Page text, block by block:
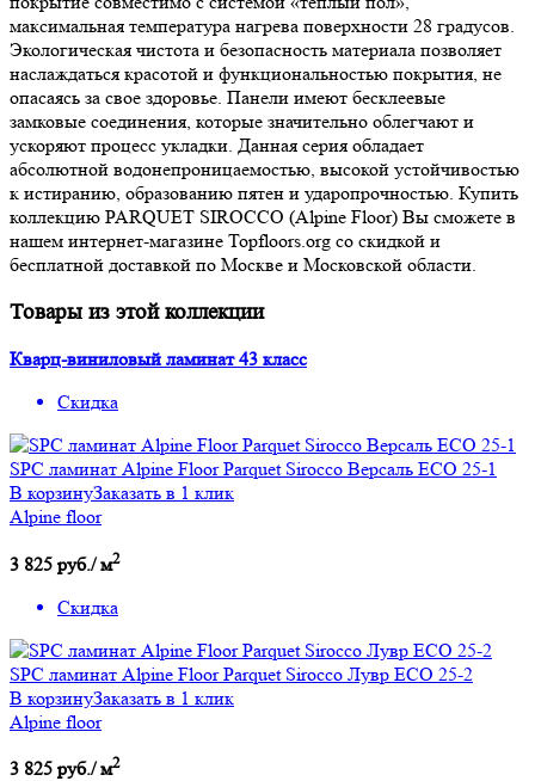
максимальная температура нагрева поверхности 28 градусов.
Экологическая чистота и безопасность материала позволяет
наслаждаться красотой и функциональностью покрытия, не
опасаясь за свое здоровье. Панели имеют бесклеевые
замковые соединения, которые значительно облегчают и
ускоряют процесс укладки. Данная серия обладает
абсолютной водонепроницаемостью, высокой устойчивостью
к истиранию, образованию пятен и ударопрочностью. Купить
коллекцию PARQUET SIROCCO (Alpine Floor) Вы сможете в
нашем интернет-магазине Topfloors.org со скидкой и
бесплатной доставкой по Москве и Московской области.
Товары из этой коллекции
Кварц-виниловый ламинат 43 класс
Скидка
SРС ламинат Alpine Floor Parquet Sirocco Версаль ECO 25-1
В корзинуЗаказать в 1 клик
Alpine floor
3 825 руб./ м2
Скидка
SРС ламинат Alpine Floor Parquet Sirocco Лувр ECO 25-2
В корзинуЗаказать в 1 клик
Alpine floor
3 825 руб./ м2